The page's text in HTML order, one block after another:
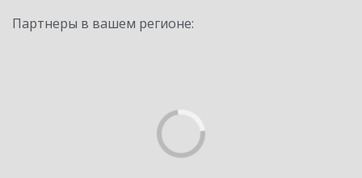
Партнеры в вашем регионе: